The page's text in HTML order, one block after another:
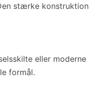
stærke konstruktion
eller moderne
formål.